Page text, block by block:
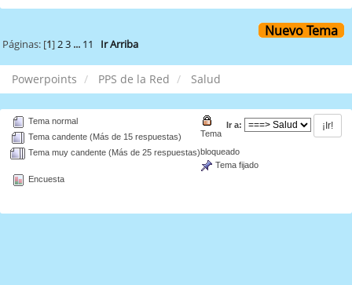
Nuevo Tema
Páginas: [1]2 3 ... 11 Ir Arriba
Powerpoints PPS de la Red Salud
Ir a:
Tema normal
Tema candente (Más de 15 respuestas)
Tema muy candente (Más de 25 respuestas)
Tema
bloqueado
Tema fijado
Encuesta